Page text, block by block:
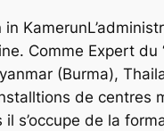
Comme Expert du
(Burma),
de centres
il s’occupe de la